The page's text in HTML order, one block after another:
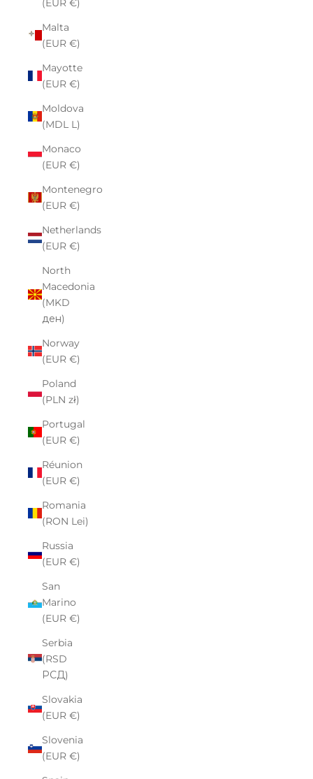
(EUR €)
Malta
(EUR €)
Mayotte
(EUR €)
Moldova
(MDL L)
Monaco
(EUR €)
Montenegro
(EUR €)
Netherlands
(EUR €)
North
Macedonia
(MKD
ден)
Norway
(EUR €)
Poland
(PLN zł)
Portugal
(EUR €)
Réunion
(EUR €)
Romania
(RON Lei)
Russia
(EUR €)
San
Marino
(EUR €)
Serbia
(RSD
РСД)
Slovakia
(EUR €)
Slovenia
(EUR €)